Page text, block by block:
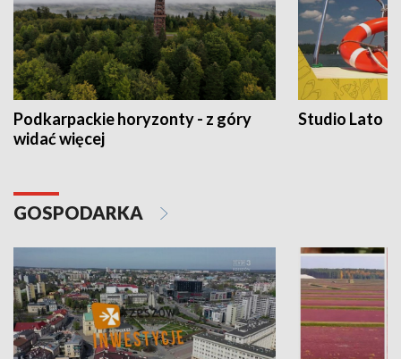
Podkarpackie horyzonty - z góry
widać więcej
Studio Lato
GOSPODARKA